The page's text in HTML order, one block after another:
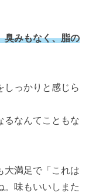
臭みもなく、脂の
しっかりと感じら
るなんてこともな
大満足で「これは
。味もいいしまた